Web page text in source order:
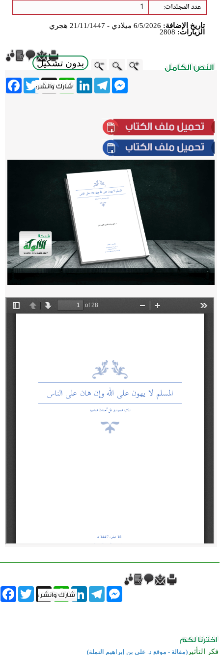
عدد المجلدات:
1
تاريخ الإضافة: 6/5/2026 ميلادي - 21/11/1447 هجري
الزيارات: 2808
بدون تشكيل
Twitter X
WhatsApp
LinkedInTelegram
Messenger
Twitter X
WhatsAppLinkedInTelegram
Messenger
فكر التأثير (مقالة - موقع د. علي بن إبراهيم النملة)